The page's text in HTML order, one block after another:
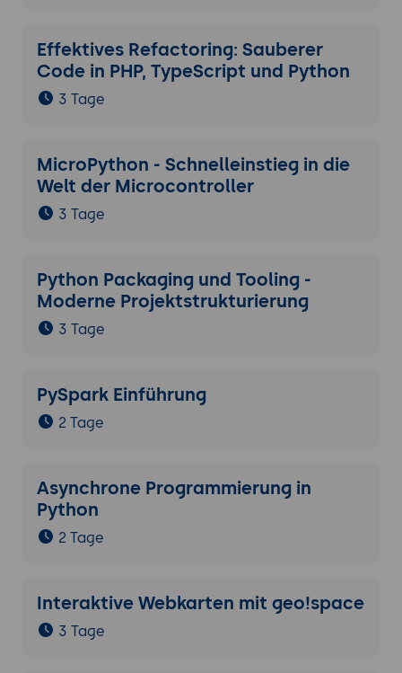
Effektives Refactoring: Sauberer
Code in PHP, TypeScript und Python
3 Tage
MicroPython - Schnelleinstieg in die
Welt der Microcontroller
3 Tage
Python Packaging und Tooling -
Moderne Projektstrukturierung
3 Tage
PySpark Einführung
2 Tage
Asynchrone Programmierung in
Python
2 Tage
Interaktive Webkarten mit geo!space
3 Tage